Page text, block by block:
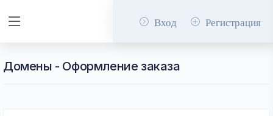
Вход Регистрация
Домены - Оформление заказа